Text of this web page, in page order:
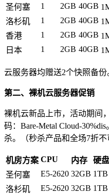
圣何塞 1 2GB 40GB
洛杉矶
1 2GB 40GB
香港
1 2GB 40GB
日本
1 2GB 40GB
云服务器均赠送2个快照备份
第二、裸机云服务器促销
裸机云新品上市，活动期间
码： Bare-Metal Cloud-30%dis
杀。（秒杀产品和全场7折不
机房方案 CPU 内存 硬盘
圣何塞
E5-2620 32GB 1TB
洛杉矶
E5-2620 32GB 1TB